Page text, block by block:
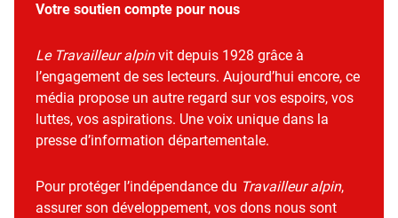
Votre soutien compte pour nous
Le Travailleur alpinvit depuis 1928 grâce à
l’engagement de ses lecteurs. Aujourd’hui encore, ce
média propose un autre regard sur vos espoirs, vos
luttes, vos aspirations. Une voix unique dans la
presse d’information départementale.
Pour protéger l’indépendance du Travailleur alpin,
assurer son développement, vos dons nous sont